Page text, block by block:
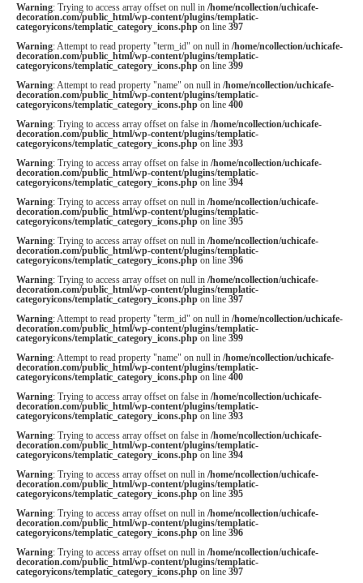
Warning: Trying to access array offset on null in /home/ncollection/uchicafe-
decoration.com/public_html/wp-content/plugins/templatic-
categoryicons/templatic_category_icons.phpon line 397
Warning: Attempt to read property "term_id" on null in /home/ncollection/uchicafe-
decoration.com/public_html/wp-content/plugins/templatic-
categoryicons/templatic_category_icons.phpon line 399
Warning: Attempt to read property "name" on null in /home/ncollection/uchicafe-
decoration.com/public_html/wp-content/plugins/templatic-
categoryicons/templatic_category_icons.phpon line 400
Warning: Trying to access array offset on false in /home/ncollection/uchicafe-
decoration.com/public_html/wp-content/plugins/templatic-
categoryicons/templatic_category_icons.phpon line 393
Warning: Trying to access array offset on false in /home/ncollection/uchicafe-
decoration.com/public_html/wp-content/plugins/templatic-
categoryicons/templatic_category_icons.phpon line 394
Warning: Trying to access array offset on null in /home/ncollection/uchicafe-
decoration.com/public_html/wp-content/plugins/templatic-
categoryicons/templatic_category_icons.phpon line 395
Warning: Trying to access array offset on null in /home/ncollection/uchicafe-
decoration.com/public_html/wp-content/plugins/templatic-
categoryicons/templatic_category_icons.phpon line 396
Warning: Trying to access array offset on null in /home/ncollection/uchicafe-
decoration.com/public_html/wp-content/plugins/templatic-
categoryicons/templatic_category_icons.phpon line 397
Warning: Attempt to read property "term_id" on null in /home/ncollection/uchicafe-
decoration.com/public_html/wp-content/plugins/templatic-
categoryicons/templatic_category_icons.phpon line 399
Warning: Attempt to read property "name" on null in /home/ncollection/uchicafe-
decoration.com/public_html/wp-content/plugins/templatic-
categoryicons/templatic_category_icons.phpon line 400
Warning: Trying to access array offset on false in /home/ncollection/uchicafe-
decoration.com/public_html/wp-content/plugins/templatic-
categoryicons/templatic_category_icons.phpon line 393
Warning: Trying to access array offset on false in /home/ncollection/uchicafe-
decoration.com/public_html/wp-content/plugins/templatic-
categoryicons/templatic_category_icons.phpon line 394
Warning: Trying to access array offset on null in /home/ncollection/uchicafe-
decoration.com/public_html/wp-content/plugins/templatic-
categoryicons/templatic_category_icons.phpon line 395
Warning: Trying to access array offset on null in /home/ncollection/uchicafe-
decoration.com/public_html/wp-content/plugins/templatic-
categoryicons/templatic_category_icons.phpon line 396
Warning: Trying to access array offset on null in /home/ncollection/uchicafe-
decoration.com/public_html/wp-content/plugins/templatic-
categoryicons/templatic_category_icons.phpon line 397